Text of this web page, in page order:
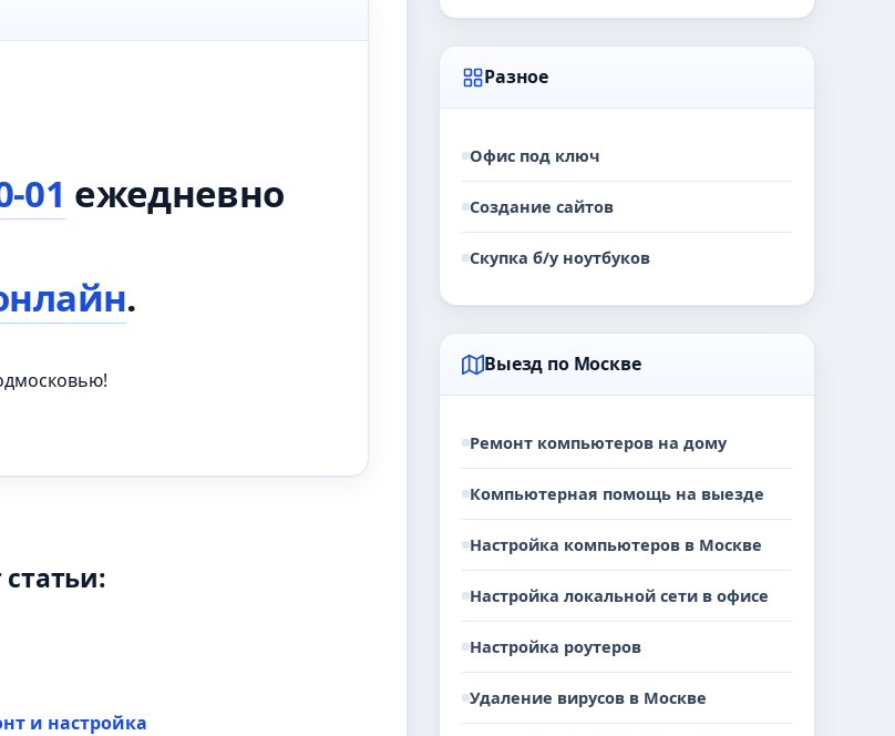
01 ежедневно
.
и настройка
Разное
Офис под ключ
Создание сайтов
Скупка б/у ноутбуков
Выезд по Москве
Ремонт компьютеров на дому
Компьютерная помощь на выезде
Настройка компьютеров в Москве
Настройка локальной сети в офисе
Настройка роутеров
Удаление вирусов в Москве